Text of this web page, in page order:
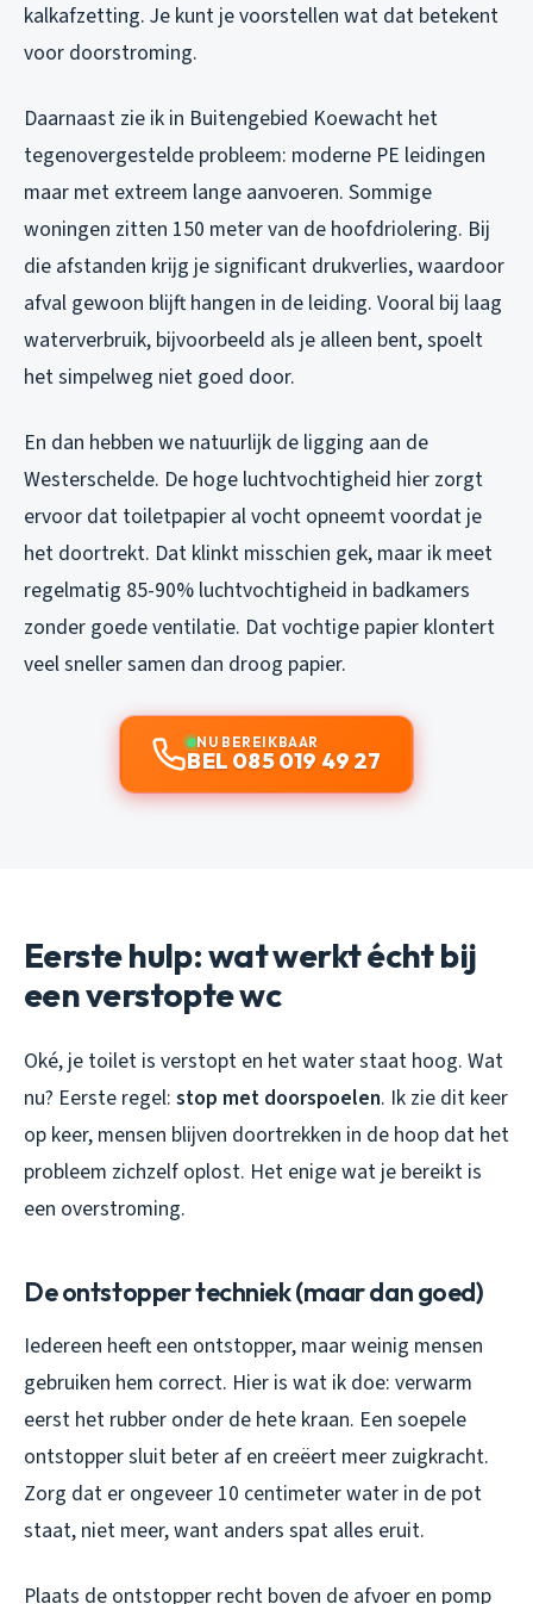
kalkafzetting. Je kunt je voorstellen wat dat betekent
voor doorstroming.
Daarnaast zie ik in Buitengebied Koewacht het
tegenovergestelde probleem: moderne PE leidingen
maar met extreem lange aanvoeren. Sommige
woningen zitten 150 meter van de hoofdriolering. Bij
die afstanden krijg je significant drukverlies, waardoor
afval gewoon blijft hangen in de leiding. Vooral bij laag
waterverbruik, bijvoorbeeld als je alleen bent, spoelt
het simpelweg niet goed door.
En dan hebben we natuurlijk de ligging aan de
Westerschelde. De hoge luchtvochtigheid hier zorgt
ervoor dat toiletpapier al vocht opneemt voordat je
het doortrekt. Dat klinkt misschien gek, maar ik meet
regelmatig 85-90% luchtvochtigheid in badkamers
zonder goede ventilatie. Dat vochtige papier klontert
veel sneller samen dan droog papier.
NU BEREIKBAAR
BEL 085 019 49 27
Eerste hulp: wat werkt écht bij
een verstopte wc
Oké, je toilet is verstopt en het water staat hoog. Wat
nu? Eerste regel: stop met doorspoelen. Ik zie dit keer
op keer, mensen blijven doortrekken in de hoop dat het
probleem zichzelf oplost. Het enige wat je bereikt is
een overstroming.
De ontstopper techniek (maar dan goed)
Iedereen heeft een ontstopper, maar weinig mensen
gebruiken hem correct. Hier is wat ik doe: verwarm
eerst het rubber onder de hete kraan. Een soepele
ontstopper sluit beter af en creëert meer zuigkracht.
Zorg dat er ongeveer 10 centimeter water in de pot
staat, niet meer, want anders spat alles eruit.
Plaats de ontstopper recht boven de afvoer en pomp